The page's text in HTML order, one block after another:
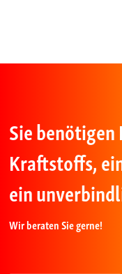
Sie
Kraftstoffs,
ein
Wir beraten Sie gerne!